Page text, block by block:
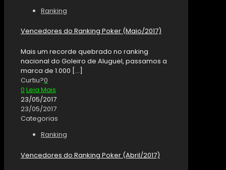
Ranking
Vencedores do Ranking Poker (Maio/2017)
Mais um recorde quebrado no ranking
nacional do Goleiro de Aluguel, passamos a
marca de 1.000 […]
Curtiu?0
0 Leia Mais
23/05/2017
23/05/2017
Categorias
Ranking
Vencedores do Ranking Poker (Abril/2017)